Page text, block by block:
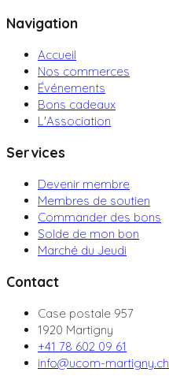
Navigation
Accueil
Nos commerces
Événements
Bons cadeaux
L'Association
Services
Devenir membre
Membres de soutien
Commander des bons
Solde de mon bon
Marché du Jeudi
Contact
Case postale 957
1920 Martigny
+41 78 602 09 61
info@ucom-martigny.ch